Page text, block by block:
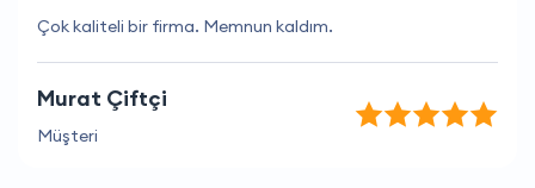
Çok kaliteli bir firma. Memnun kaldım.
Murat Çiftçi
Müşteri